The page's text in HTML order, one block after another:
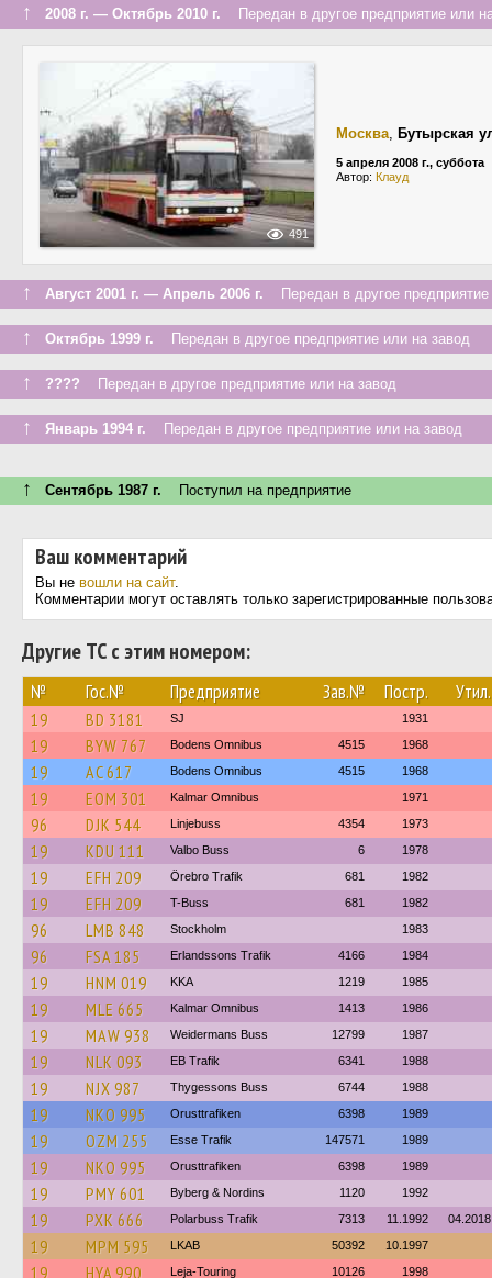
↑ 2008 г. — Октябрь 2010 г. Передан в другое предприятие или
491
Москва, Бутырская
5 апреля 2008 г., суббота
Автор: Клауд
↑ Август 2001 г. — Апрель 2006 г. Передан в другое предприятие
↑ Октябрь 1999 г. Передан в другое предприятие или на завод
↑ ???? Передан в другое предприятие или на завод
↑ Январь 1994 г. Передан в другое предприятие или на завод
↑ Сентябрь 1987 г. Поступил на предприятие
Ваш комментарий
Вы не вошли на сайт.
Комментарии могут оставлять только зарегистрированные
Другие ТС с этим номером:
№ Гос.№ Предприятие Зав.№ Постр. Утил.
19 BD 3181 SJ 1931
19 BYW 767 Bodens Omnibus 4515 1968
19 AC 617 Bodens Omnibus 4515 1968
19 EOM 301 Kalmar Omnibus 1971
96 DJK 544 Linjebuss 4354 1973
19 KDU 111 Valbo Buss 6 1978
19 EFH 209 Örebro Trafik 681 1982
19 EFH 209 T-Buss 681 1982
96 LMB 848 Stockholm 1983
96 FSA 185 Erlandssons Trafik 4166 1984
19 HNM 019 KKA 1219 1985
19 MLE 665 Kalmar Omnibus 1413 1986
19 MAW 938 Weidermans Buss 12799 1987
19 NLK 093 EB Trafik 6341 1988
19 NJX 987 Thygessons Buss 6744 1988
19 NKO 995 Orusttrafiken 6398 1989
19 OZM 255 Esse Trafik 147571 1989
19 NKO 995 Orusttrafiken 6398 1989
19 PMY 601 Byberg & Nordins 1120 1992
19 PXK 666 Polarbuss Trafik 7313 11.1992 04.2018
19 MPM 595 LKAB 50392 10.1997
19 HYA 990 Leja-Touring 10126 1998